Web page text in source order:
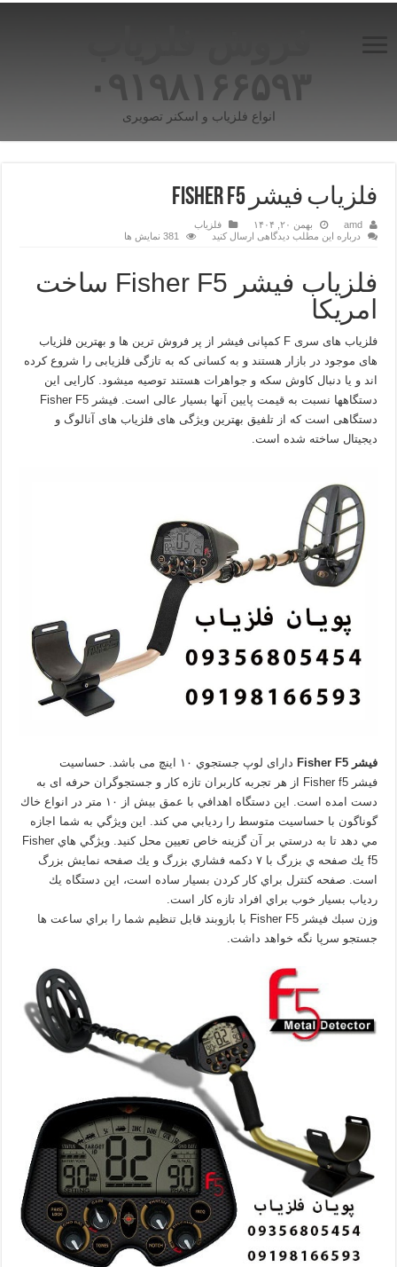
۰۹۱۹۸۱۶۶۵۹۳
انواع فلزیاب و اسکنر تصویری
فلزیاب فیشر Fisher F5
amd بهمن ۲۰, ۱۴۰۴
فلزیاب
درباره این مطلب دیدگاهی ارسال کنید
381 نمایش ها
فلزیاب فیشر Fisher F5 ساخت
امریکا
فلزیاب های سری F کمپانی فیشر از پر فروش ترین ها و بهترین فلزیاب
های موجود در بازار هستند و به کسانی که به تازگی فلزیابی را شروع کرده
اند و یا دنبال کاوش سکه و جواهرات هستند توصیه میشود. کارایی این
دستگاهها نسبت به قیمت پایین آنها بسیار عالی است. فیشر Fisher F5
دستگاهی است که از تلفیق بهترین ویژگی های فلزیاب های آنالوگ و
دیجیتال ساخته شده است.
فیشر Fisher F5
دارای لوپ جستجوي ۱۰ اينچ می باشد. حساسيت
فیشرFisher f5 ‌ از هر تجربه كاربران تازه كار و جستجوگران حرفه ای به
دست امده است. اين دستگاه اهدافي با عمق بيش از ۱۰ متر در انواع خاك
گوناگون با حساسيت متوسط را رديابي مي كند. اين ويژگي به شما اجازه
مي دهد تا به درستي بر آن گزينه خاص تعيين محل كنيد. ويژگي هايFisher
f5
يك صفحه ي بزرگ با ۷ دكمه فشاري بزرگ و يك صفحه نمايش بزرگ
است. صفحه كنترل براي كار كردن بسيار ساده است، اين دستگاه يك
ردياب بسيار خوب براي افراد تازه کار است.
وزن سبك فیشر Fisher F5 با بازوبند قابل تنظيم شما را براي ساعت ها
جستجو سرپا نگه خواهد داشت.